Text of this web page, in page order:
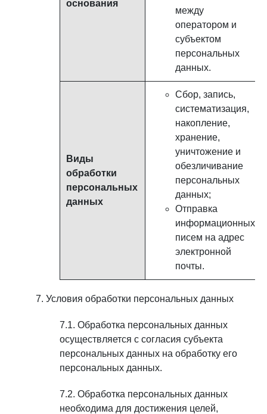
основания
между
оператором и
субъектом
персональных
данных.
Виды
обработки
персональных
данных
Сбор, запись,
систематизация,
накопление,
хранение,
уничтожение и
обезличивание
персональных
данных;
Отправка
информационных
писем на адрес
электронной
почты.
Условия обработки персональных данных
Обработка персональных данных
осуществляется с согласия субъекта
персональных данных на обработку его
персональных данных.
Обработка персональных данных
необходима для достижения целей,